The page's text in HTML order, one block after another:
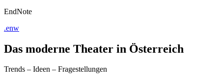
EndNote
.enw
Das moderne Theater in Österreich
Trends – Ideen – Fragestellungen